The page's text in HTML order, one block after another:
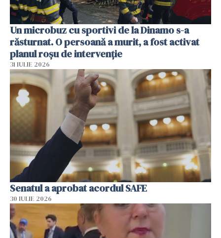
Un microbuz cu sportivi de la Dinamo s-a
răsturnat. O persoană a murit, a fost activat
planul roșu de intervenție
31 IULIE 2026
Senatul a aprobat acordul SAFE
30 IULIE 2026